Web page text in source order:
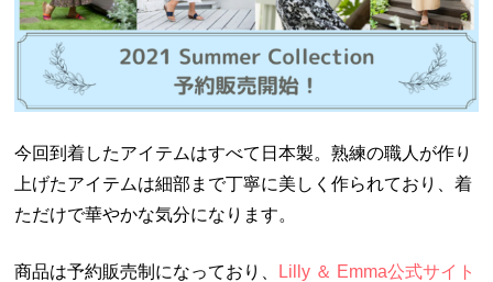
今回到着したアイテムはすべて日本製。熟練の職人が作り
上げたアイテムは細部まで丁寧に美しく作られており、着
ただけで華やかな気分になります。
商品は予約販売制になっており、
Lilly ＆ Emma公式サイト